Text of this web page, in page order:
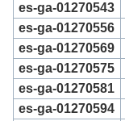
es-ga-01270543
es-ga-01270556
es-ga-01270569
es-ga-01270575
es-ga-01270581
es-ga-01270594